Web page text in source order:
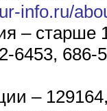
info.ru/
– старше
6453, 686-
–